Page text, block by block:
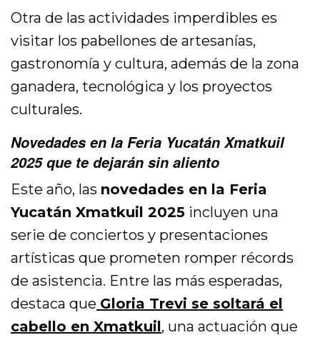
Otra de las actividades imperdibles es
visitar los pabellones de artesanías,
gastronomía y cultura, además de la zona
ganadera, tecnológica y los proyectos
culturales.
Novedades en la Feria Yucatán Xmatkuil
2025 que te dejarán sin aliento
Este año, las novedades en la Feria
Yucatán Xmatkuil 2025 incluyen una
serie de conciertos y presentaciones
artísticas que prometen romper récords
de asistencia. Entre las más esperadas,
destaca que Gloria Trevi se soltará el
cabello en Xmatkuil, una actuación que